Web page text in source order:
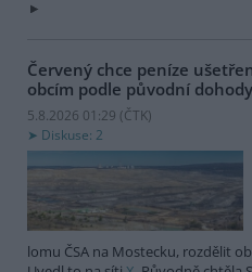
Červený chce peníze
obcím podle původní dohody
5.8.2026 01:29 (ČTK)
Diskuse: 2
lomu ČSA na Mostecku, rozdělit